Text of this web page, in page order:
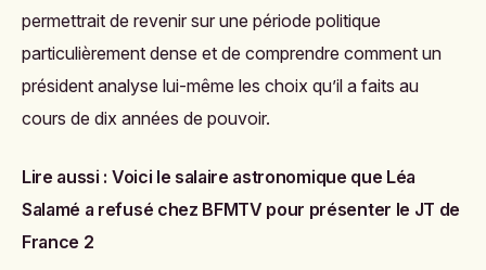
permettrait de revenir sur une période politique
particulièrement dense et de comprendre comment un
président analyse lui-même les choix qu’il a faits au
cours de dix années de pouvoir.
Lire aussi : Voici le salaire astronomique que Léa
Salamé a refusé chez BFMTV pour présenter le JT de
France 2